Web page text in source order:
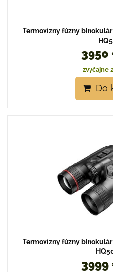
Termovízny fúzny binokulár
3950
zvyčajne
Do
Termovízny fúzny binokulár
3999